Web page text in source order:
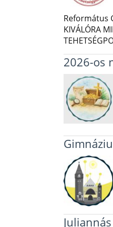
Református
KIVÁLÓRA
2026-os